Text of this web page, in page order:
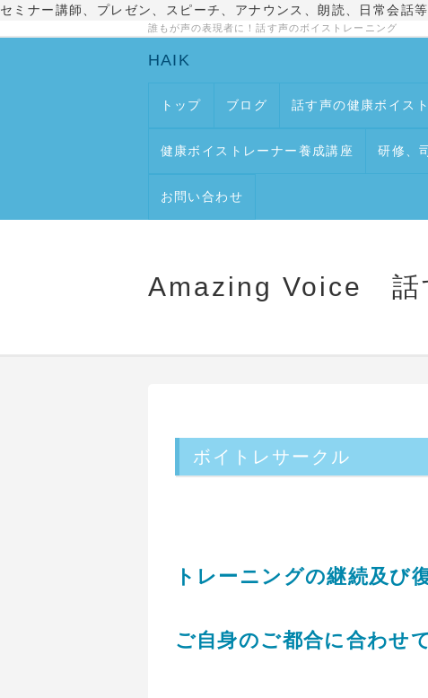
セミナー講師、プレゼン、スピーチ、アナウンス、朗読、日常会話
誰もが声の表現者に！話す声のボイストレーニング
HAIK
トップ ブログ 話す声の健康ボイス
健康ボイストレーナー養成講座 研修、
お問い合わせ
Amazing Voice 話
ボイトレサークル
トレーニングの継続及び
ご自身のご都合に合わせ